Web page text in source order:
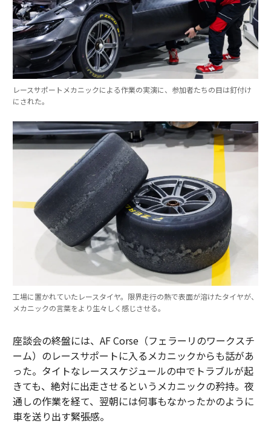
レースサポートメカニックによる作業の実演に、参加者たちの目は釘付け
にされた。
工場に置かれていたレースタイヤ。限界走行の熱で表面が溶けたタイヤが、
メカニックの言葉をより生々しく感じさせる。
座談会の終盤には、AF Corse（フェラーリのワークスチ
ーム）のレースサポートに入るメカニックからも話があ
った。タイトなレーススケジュールの中でトラブルが起
きても、絶対に出走させるというメカニックの矜持。夜
通しの作業を経て、翌朝には何事もなかったかのように
車を送り出す緊張感。